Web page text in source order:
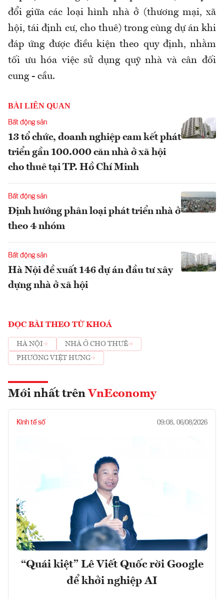
đổi giữa các loại hình nhà ở (thương mại, xã
hội, tái định cư, cho thuê) trong cùng dự án khi
đáp ứng được điều kiện theo quy định, nhằm
tối ưu hóa việc sử dụng quỹ nhà và cân đối
cung - cầu.
BÀI LIÊN QUAN
Bất động sản
13 tổ chức, doanh nghiệp cam kết phát
triển gần 100.000 căn nhà ở xã hội
cho thuê tại TP. Hồ Chí Minh
Bất động sản
Định hướng phân loại phát triển nhà ở
theo 4 nhóm
Bất động sản
Hà Nội đề xuất 146 dự án đầu tư xây
dựng nhà ở xã hội
ĐỌC BÀI THEO TỪ KHOÁ
HÀ NỘI
NHÀ Ở CHO THUÊ
PHƯỜNG VIỆT HƯNG
Mới nhất trên VnEconomy
Kinh tế số 09:08, 06/08/2026
“Quái kiệt” Lê Viết Quốc rời Google
để khởi nghiệp AI